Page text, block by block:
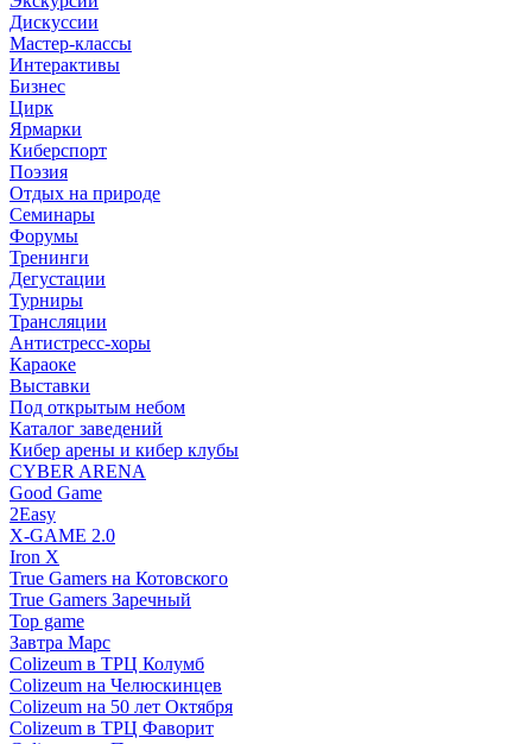
Дискуссии
Мастер-классы
Интерактивы
Бизнес
Цирк
Ярмарки
Киберспорт
Поэзия
Отдых на природе
Семинары
Форумы
Тренинги
Дегустации
Турниры
Трансляции
Антистресс-хоры
Караоке
Выставки
Под открытым небом
Каталог заведений
Кибер арены и кибер клубы
CYBER ARENA
Good Game
2Easy
X-GAME 2.0
Iron X
True Gamers на Котовского
True Gamers Заречный
Top game
Завтра Марс
Colizeum в ТРЦ Колумб
Colizeum на Челюскинцев
Colizeum на 50 лет Октября
Colizeum в ТРЦ Фаворит